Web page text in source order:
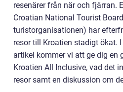
resenärer från när och fjärran.
Croatian National Tourist
turistorganisationen) har
resor till Kroatien stadigt ökat.
artikel kommer vi att ge dig en
Kroatien All Inclusive, vad det
resor samt en diskussion om